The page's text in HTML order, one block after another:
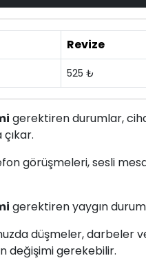
Revize
525 ₺
gerektiren durumlar,
görüşmeleri, sesli
gerektiren yaygın
düşmeler, darbeler
değişimi gerekebilir.